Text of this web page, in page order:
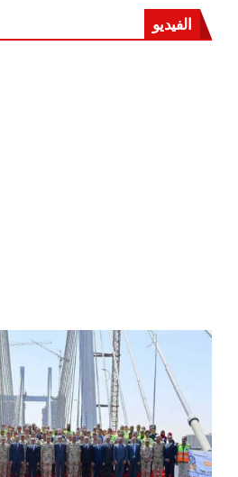
الفيديو
الرئيس عبد الفتاح السيسي
وكوبري تحيا